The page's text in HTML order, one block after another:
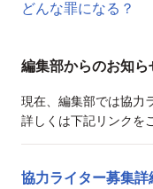
どんな罪になる？
編集部からのお知ら
現在、編集部では協力
詳しくは下記リンクを
協力ライター募集詳